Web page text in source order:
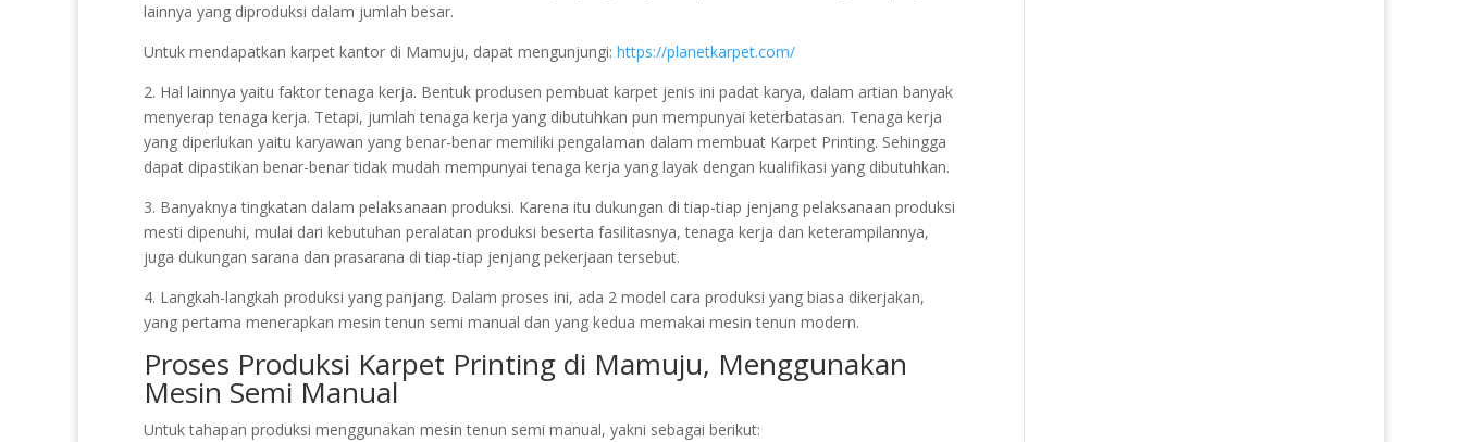
lainnya yang diproduksi dalam jumlah besar.
Untuk mendapatkan karpet kantor di Mamuju, dapat mengunjungi: https://planetkarpet.com/
2. Hal lainnya yaitu faktor tenaga kerja. Bentuk produsen pembuat karpet jenis ini padat karya, dalam artian banyak
menyerap tenaga kerja. Tetapi, jumlah tenaga kerja yang dibutuhkan pun mempunyai keterbatasan. Tenaga kerja
yang diperlukan yaitu karyawan yang benar-benar memiliki pengalaman dalam membuat Karpet Printing. Sehingga
dapat dipastikan benar-benar tidak mudah mempunyai tenaga kerja yang layak dengan kualifikasi yang dibutuhkan.
3. Banyaknya tingkatan dalam pelaksanaan produksi. Karena itu dukungan di tiap-tiap jenjang pelaksanaan produksi
mesti dipenuhi, mulai dari kebutuhan peralatan produksi beserta fasilitasnya, tenaga kerja dan keterampilannya,
juga dukungan sarana dan prasarana di tiap-tiap jenjang pekerjaan tersebut.
4. Langkah-langkah produksi yang panjang. Dalam proses ini, ada 2 model cara produksi yang biasa dikerjakan,
yang pertama menerapkan mesin tenun semi manual dan yang kedua memakai mesin tenun modern.
Proses Produksi Karpet Printing di Mamuju, Menggunakan
Mesin Semi Manual
Untuk tahapan produksi menggunakan mesin tenun semi manual, yakni sebagai berikut: